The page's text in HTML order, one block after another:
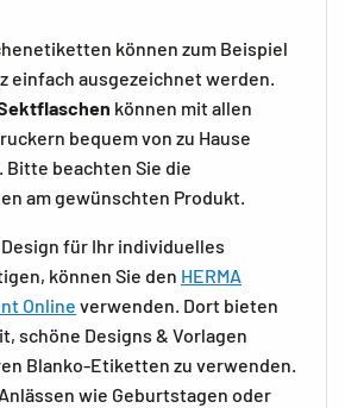
können zum Beispiel
einfach ausgezeichnet werden.
können mit allen
bequem von zu Hause
beachten Sie die
am gewünschten Produkt.
für Ihr individuelles
können Sie den HERMA
Online verwenden. Dort bieten
schöne Designs & Vorlagen
Blanko-Etiketten zu verwenden.
wie Geburtstagen oder